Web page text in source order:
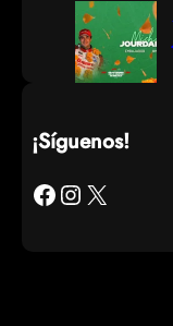
¡Síguenos!
Facebook Instagram X